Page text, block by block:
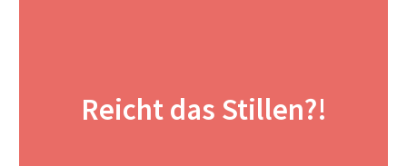
Reicht das Stillen?!